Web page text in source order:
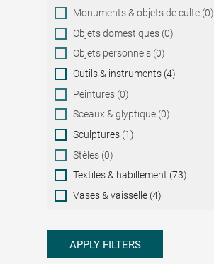
Monuments & objets de culte (0)
Objets domestiques (0)
Objets personnels (0)
Outils & instruments (4)
Peintures (0)
Sceaux & glyptique (0)
Sculptures (1)
Stèles (0)
Textiles & habillement (73)
Vases & vaisselle (4)
APPLY FILTERS